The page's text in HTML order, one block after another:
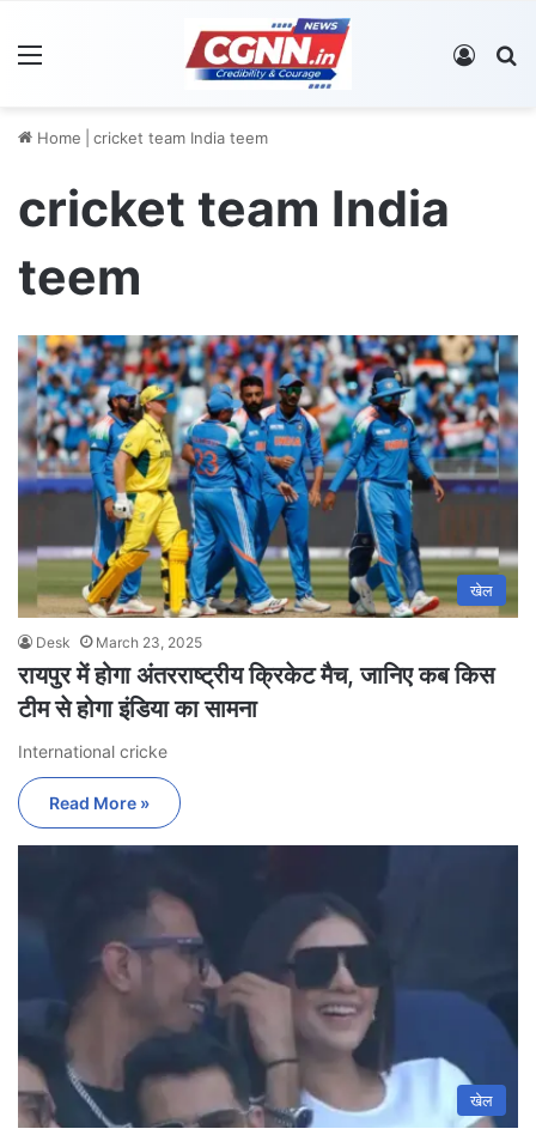
Log In
Home cricket team India teem
cricket team India
teem
खेल
Desk March 23, 2025
रायपुर में होगा अंतरराष्ट्रीय क्रिकेट मैच, जानिए कब किस
टीम से होगा इंडिया का सामना
International cricke
Read More »
खेल